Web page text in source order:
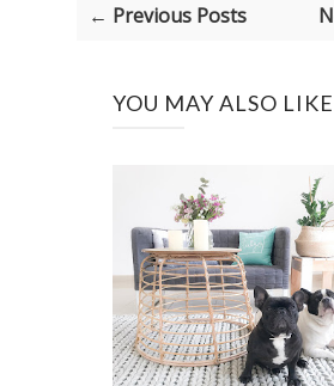
← Previous Posts
YOU MAY ALSO LIKE